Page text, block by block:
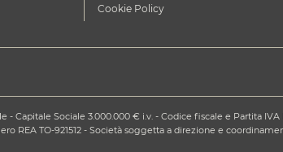
Cookie Policy
- Capitale Sociale 3.000.000 € i.v. - Codice fiscale e Partita
REA TO-921512 - Società soggetta a direzione e